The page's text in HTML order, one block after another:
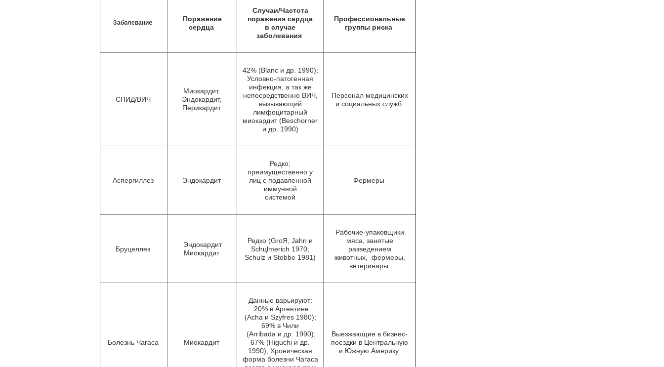
Заболевание
Поражение
сердца
Случаи/Частота
поражения сердца
в случае
заболевания
Профессиональные
группы риска
СПИД/ВИЧ
Миокардит,
Эндокардит,
Перикардит
42% (Blanc и др. 1990);
Условно-патогенная
инфекция, а так же
непосредственно ВИЧ,
вызывающий
лимфоцитарный
миокардит (Beschorner
и др. 1990)
Персонал медицинских
и социальных служб
Аспергиллез Эндокардит
Редко;
преимущественно у
лиц с подавленной
иммунной
системой
Фермеры
Бруцеллез
Эндокардит
Миокардит
Редко (GroЯ, Jahn и
Schцlmerich 1970;
Schulz и Stobbe 1981)
Рабочие-упаковщики
мяса, занятые
разведением
животных, фермеры,
ветеринары
Болезнь Чагаса Миокардит
Данные варьируют:
20% в Аргентине
(Acha и Szyfres 1980);
69% в Чили
(Arribada и др. 1990);
67% (Higuchi и др.
1990); Хроническая
форма болезни Чагаса
Выезжающие в бизнес-
поездки в Центральную
и Южную Америку